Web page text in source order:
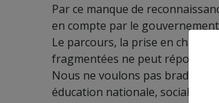
Par ce manque de
en compte par le
Le parcours, la prise en
fragmentées ne peut répondre
Nous ne voulons pas brader la
éducation nationale, social+;